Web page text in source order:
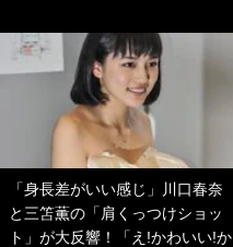
「身長差がいい感じ」川口春奈
と三笘薫の「肩くっつけショッ
ト」が大反響！「え!かわいい!か